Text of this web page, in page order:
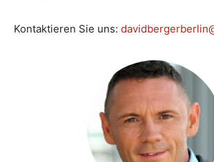
Kontaktieren Sie uns: